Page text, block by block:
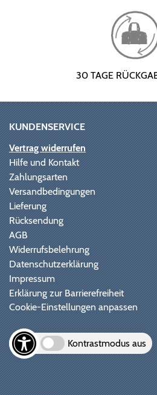
30 TAGE
KUNDENSERVICE
Vertrag widerrufen
Hilfe und Kontakt
Zahlungsarten
Versandbedingungen
Lieferung
Rücksendung
AGB
Widerrufsbelehrung
Datenschutzerklärung
Impressum
Erklärung zur Barrierefreiheit
Cookie-Einstellungen anpassen
Kontrastmodus aus